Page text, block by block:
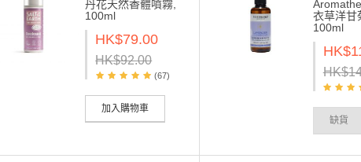
丹花天然香體噴霧,
100ml
HK$79.00
HK$92.00
(67)
加入購物車
衣草洋甘
100ml
缺貨